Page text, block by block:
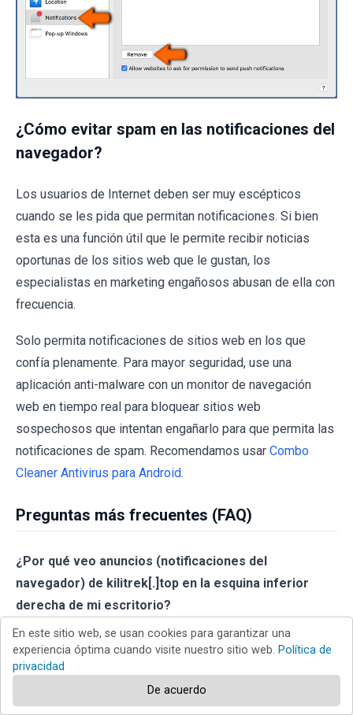
¿Cómo evitar spam en las notificaciones del
navegador?
Los usuarios de Internet deben ser muy escépticos
cuando se les pida que permitan notificaciones. Si bien
esta es una función útil que le permite recibir noticias
oportunas de los sitios web que le gustan, los
especialistas en marketing engañosos abusan de ella con
frecuencia.
Solo permita notificaciones de sitios web en los que
confía plenamente. Para mayor seguridad, use una
aplicación anti-malware con un monitor de navegación
web en tiempo real para bloquear sitios web
sospechosos que intentan engañarlo para que permita las
notificaciones de spam. Recomendamos usar Combo
Cleaner Antivirus para Android.
Preguntas más frecuentes (FAQ)
¿Por qué veo anuncios (notificaciones del
navegador) de kilitrek[.]top en la esquina inferior
derecha de mi escritorio?
El consentimiento del usuario es necesario para que
cualquier sitio web envíe notificaciones al navegador
(anuncios). Por lo tanto, es probable que haya accedido
a kilitrek[.]top y seleccionado "Permitir", "Permitir
En este sitio web, se usan cookies para garantizar una
experiencia óptima cuando visite nuestro sitio web. Política de
privacidad
De acuerdo